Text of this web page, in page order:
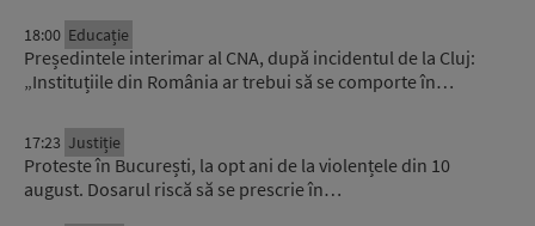
18:00 Educație
Președintele interimar al CNA, după incidentul de la Cluj:
„Instituțiile din România ar trebui să se comporte în…
17:23 Justiție
Proteste în București, la opt ani de la violențele din 10
august. Dosarul riscă să se prescrie în…